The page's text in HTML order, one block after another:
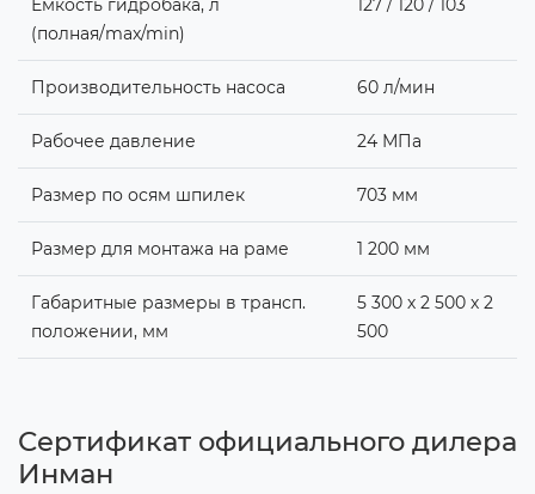
(полная/max/min)
Производительность насоса 60 л/мин
Рабочее давление 24 МПа
Размер по осям шпилек 703 мм
Размер для монтажа на раме 1 200 мм
Габаритные размеры в трансп.
положении, мм
5 300 х 2 500 х 2
500
Сертификат официального дилера
Инман